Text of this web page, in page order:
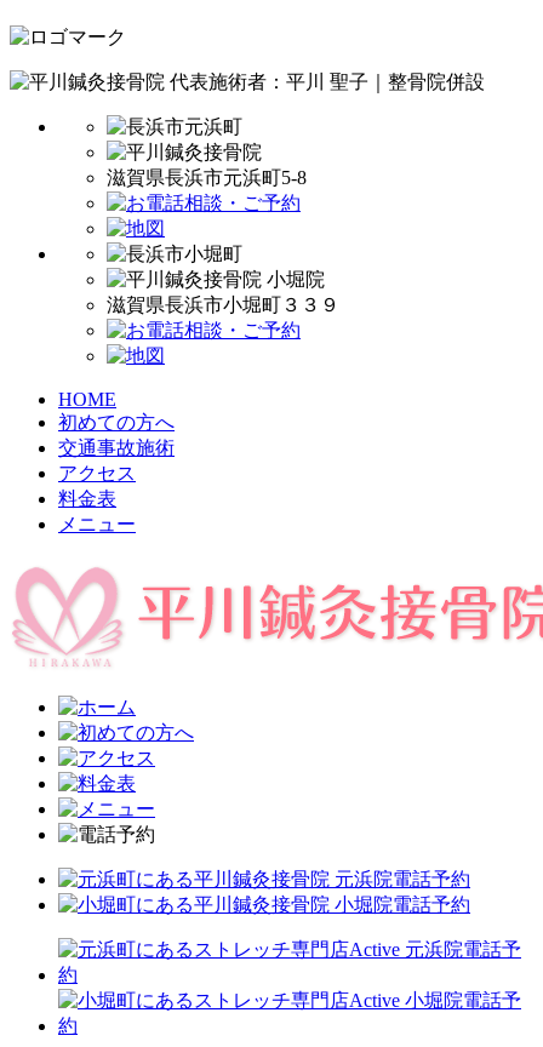
代表施術者：平川 聖子｜整骨院併設
滋賀県長浜市元浜町5-8
滋賀県長浜市小堀町３３９
HOME
初めての方へ
交通事故施術
アクセス
料金表
メニュー